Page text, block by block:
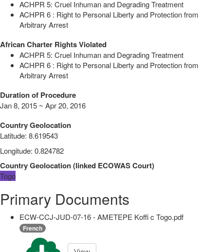
ACHPR 5: Cruel Inhuman and Degrading Treatment
ACHPR 6 : Right to Personal Liberty and Protection from
Arbitrary Arrest
African Charter Rights Violated
ACHPR 5: Cruel Inhuman and Degrading Treatment
ACHPR 6 : Right to Personal Liberty and Protection from
Arbitrary Arrest
Duration of Procedure
Jan 8, 2015 ~ Apr 20, 2016
Country Geolocation
Latitude: 8.619543
Longitude: 0.824782
Country Geolocation(linked ECOWAS Court)
Togo
Primary Documents
ECW-CCJ-JUD-07-16 - AMETEPE Koffi c Togo.pdf
French